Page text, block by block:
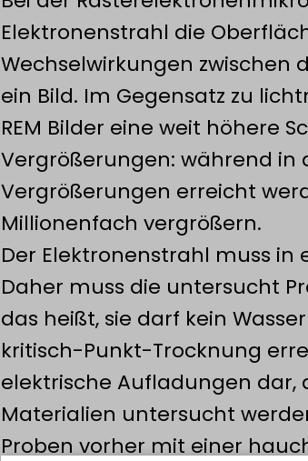
Elektronenstrahl die
Wechselwirkungen zwischen
ein Bild. Im Gegensatz zu
REM Bilder eine weit höhere
Vergrößerungen: während in
Vergrößerungen erreicht
Millionenfach vergrößern.
Der Elektronenstrahl muss
Daher muss die untersucht
das heißt, sie darf kein
kritisch-Punkt-Trocknung
elektrische Aufladungen
Materialien untersucht
Proben vorher mit einer